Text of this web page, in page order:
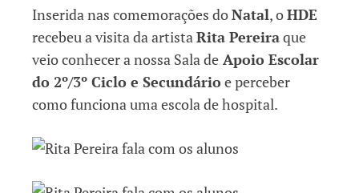
Inserida nas comemorações doNatal, oHDE
recebeu a visita da artista Rita Pereiraque
veio conhecer a nossa Sala de Apoio Escolar
do 2º/3º Ciclo e Secundário e perceber
como funciona uma escola de hospital.